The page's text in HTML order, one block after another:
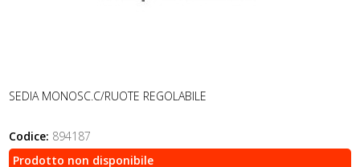
SEDIA MONOSC.C/RUOTE REGOLABILE
Codice: 894187
Prodotto non disponibile